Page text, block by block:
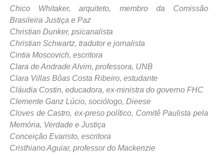
Chico Whitaker, arquiteto, membro da Comissão
Brasileira Justiça e Paz
Christian Dunker, psicanalista
Christian Schwartz, tradutor e jornalista
Cintia Moscovich, escritora
Clara de Andrade Alvim, professora, UNB
Clara Villas Bôas Costa Ribeiro, estudante
Cláudia Costin, educadora, ex-ministra do governo FHC
Clemente Ganz Lúcio, sociólogo, Dieese
Cloves de Castro, ex-preso político, Comitê Paulista pela
Memória, Verdade e Justiça
Conceição Evaristo, escritora
Cristhiano Aguiar, professor do Mackenzie